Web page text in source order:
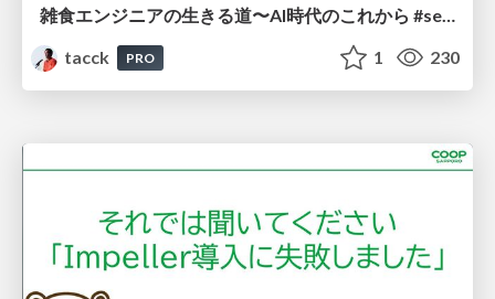
tacck
PRO 1 230